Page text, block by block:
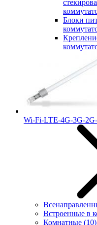
Блоки
Wi-Fi-LTE-4G-3G-
Встроенные в
Комнатные (10)